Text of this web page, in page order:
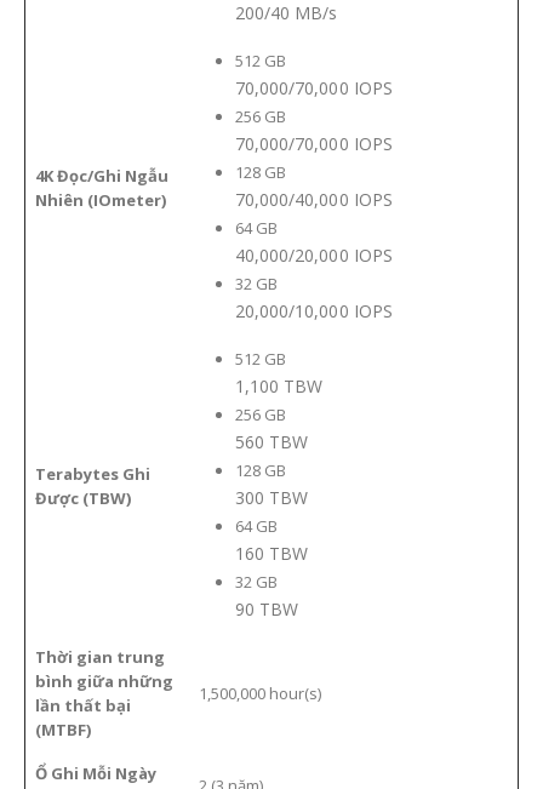
200/40 MB/s
4K Đọc/Ghi Ngẫu
Nhiên (IOmeter)
512GB
70,000/70,000 IOPS
256GB
70,000/70,000 IOPS
128GB
70,000/40,000 IOPS
64GB
40,000/20,000 IOPS
32GB
20,000/10,000 IOPS
Terabytes Ghi
Được (TBW)
512GB
1,100 TBW
256GB
560 TBW
128GB
300 TBW
64GB
160 TBW
32GB
90 TBW
Thời gian trung
bình giữa những
lần thất bại
(MTBF)
1,500,000 hour(s)
Ổ Ghi Mỗi Ngày